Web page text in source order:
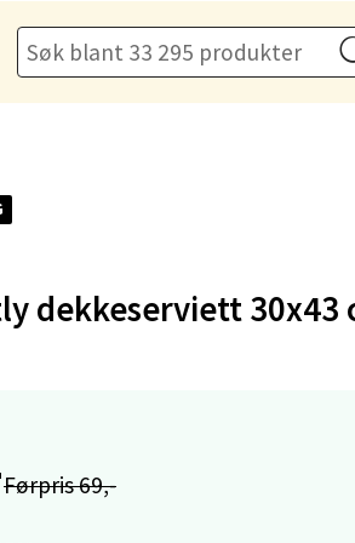
dekkeserviett 30x43
Førpris 69,-